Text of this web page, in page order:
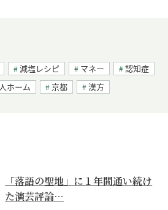
減塩レシピ マネー
認知症
ホーム 京都 漢方
「落語の聖地」に１年間通い続け
た演芸評論…